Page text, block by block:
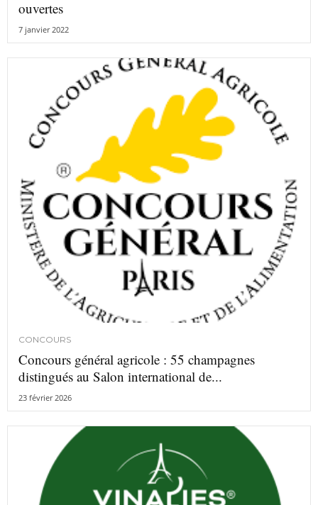
ouvertes
7 janvier 2022
CONCOURS
Concours général agricole : 55 champagnes
distingués au Salon international de...
23 février 2026